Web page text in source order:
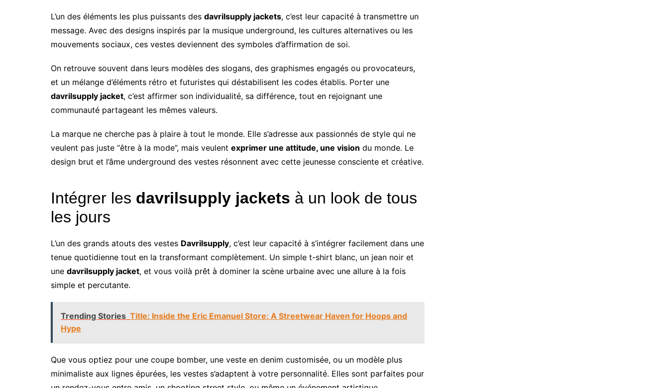
L’un des éléments les plus puissants des davrilsupply jackets, c’est leur capacité à transmettre un
message. Avec des designs inspirés par la musique underground, les cultures alternatives ou les
mouvements sociaux, ces vestes deviennent des symboles d’affirmation de soi.
On retrouve souvent dans leurs modèles des slogans, des graphismes engagés ou provocateurs,
et un mélange d’éléments rétro et futuristes qui déstabilisent les codes établis. Porter une
davrilsupply jacket, c’est affirmer son individualité, sa différence, tout en rejoignant une
communauté partageant les mêmes valeurs.
La marque ne cherche pas à plaire à tout le monde. Elle s’adresse aux passionnés de style qui ne
veulent pas juste “être à la mode”, mais veulent exprimer une attitude, une vision du monde. Le
design brut et l’âme underground des vestes résonnent avec cette jeunesse consciente et créative.
Intégrer les davrilsupply jackets à un look de tous
les jours
L’un des grands atouts des vestes Davrilsupply, c’est leur capacité à s’intégrer facilement dans une
tenue quotidienne tout en la transformant complètement. Un simple t-shirt blanc, un jean noir et
une davrilsupply jacket, et vous voilà prêt à dominer la scène urbaine avec une allure à la fois
simple et percutante.
Trending Stories Title: Inside the Eric Emanuel Store: A Streetwear Haven for Hoops and
Hype
Que vous optiez pour une coupe bomber, une veste en denim customisée, ou un modèle plus
minimaliste aux lignes épurées, les vestes s’adaptent à votre personnalité. Elles sont parfaites pour